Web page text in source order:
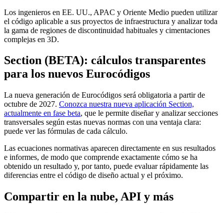
Los ingenieros en EE. UU., APAC y Oriente Medio pueden utilizar
el código aplicable a sus proyectos de infraestructura y analizar toda
la gama de regiones de discontinuidad habituales y cimentaciones
complejas en 3D.
Section (BETA): cálculos transparentes
para los nuevos Eurocódigos
La nueva generación de Eurocódigos será obligatoria a partir de
octubre de 2027. Conozca nuestra nueva aplicación Section,
actualmente en fase beta, que le permite diseñar y analizar secciones
transversales según estas nuevas normas con una ventaja clara:
puede ver las fórmulas de cada cálculo.
Las ecuaciones normativas aparecen directamente en sus resultados
e informes, de modo que comprende exactamente cómo se ha
obtenido un resultado y, por tanto, puede evaluar rápidamente las
diferencias entre el código de diseño actual y el próximo.
Compartir en la nube, API y más